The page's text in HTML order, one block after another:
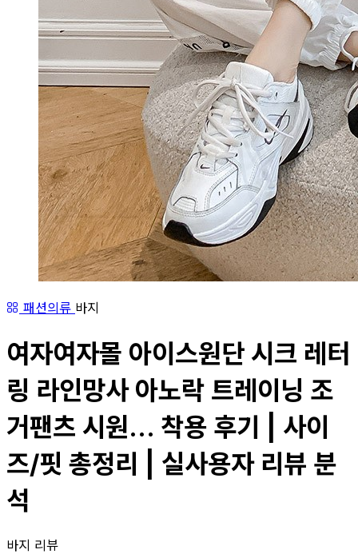
패션의류 바지
여자여자몰 아이스원단 시크 레터
링 라인망사 아노락 트레이닝 조
거팬츠 시원... 착용 후기 | 사이
즈/핏 총정리 | 실사용자 리뷰 분
석
바지 리뷰